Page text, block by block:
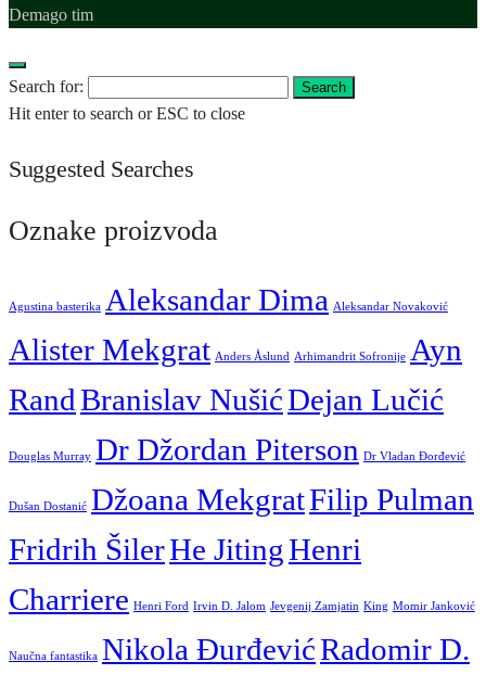
Demago tim
Search for: Search
Hit enter to search or ESC to close
Suggested Searches
Oznake proizvoda
Agustina basterika Aleksandar Dima Aleksandar Novaković
Alister Mekgrat Anders Åslund Arhimandrit Sofronije Ayn
RandBranislav NušićDejan Lučić
Douglas Murray Dr Džordan Piterson Dr Vladan Đorđević
Dušan Dostanić Džoana MekgratFilip Pulman
Fridrih ŠilerHe JitingHenri
Charriere Henri Ford Irvin D. Jalom Jevgenij Zamjatin King Momir Janković
Naučna fantastika Nikola ĐurđevićRadomir D.